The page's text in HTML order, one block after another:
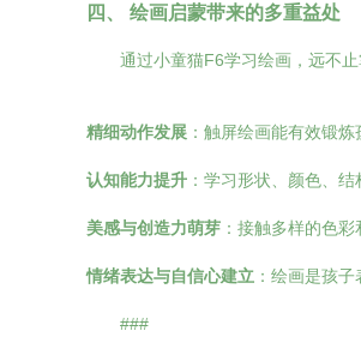
四、 绘画启蒙带来的多重益处
通过小童猫F6学习绘画，远不止
精细动作发展 ：触屏绘画能有效锻
认知能力提升 ：学习形状、颜色、
美感与创造力萌芽 ：接触多样的色
情绪表达与自信心建立 ：绘画是孩
###